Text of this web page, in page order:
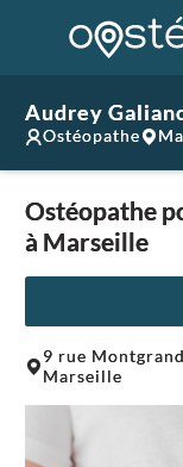
Audrey
Ostéopathe
Ostéopathe
à Marseille
+
−
9 rue
Marseille